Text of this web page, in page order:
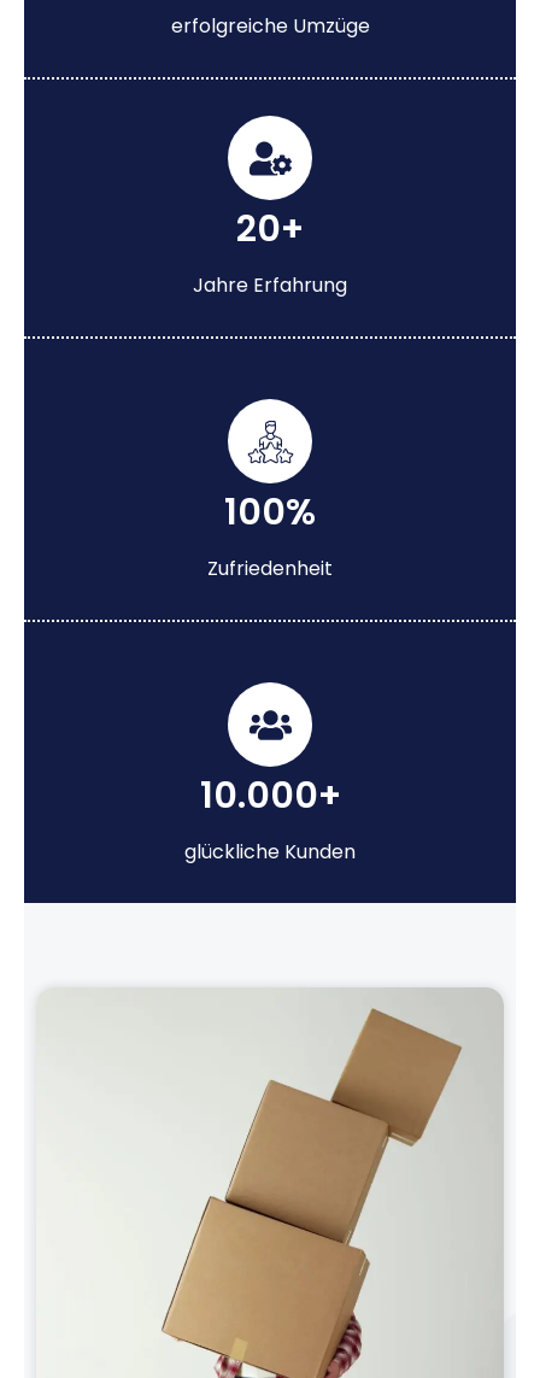
erfolgreiche Umzüge
20+
Jahre Erfahrung
100%
Zufriedenheit
10.000+
glückliche Kunden